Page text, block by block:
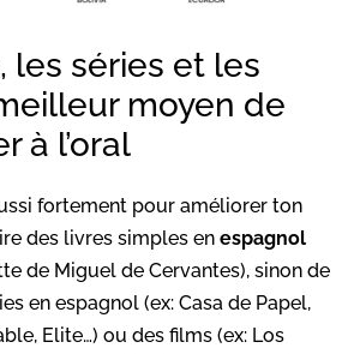
les séries et les
moyen de
à l’oral
fortement pour améliorer ton
des livres simples en espagnol
de Miguel de Cervantes), sinon de
en espagnol (ex: Casa de Papel,
Elite…) ou des films (ex: Los